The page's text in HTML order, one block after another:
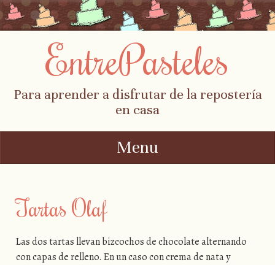
EntrePasteles
Para aprender a disfrutar de la repostería
en casa
Menu
Tartas Olaf
Las dos tartas llevan bizcochos de chocolate alternando
con capas de relleno. En un caso con crema de nata y